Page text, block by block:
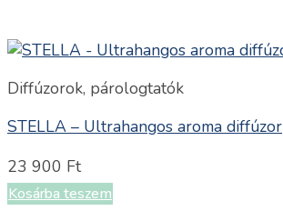
Diffúzorok, párologtatók
STELLA – Ultrahangos aroma diffúzor
23 900 Ft
Kosárba teszem